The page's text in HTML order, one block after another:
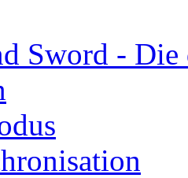
Sword -